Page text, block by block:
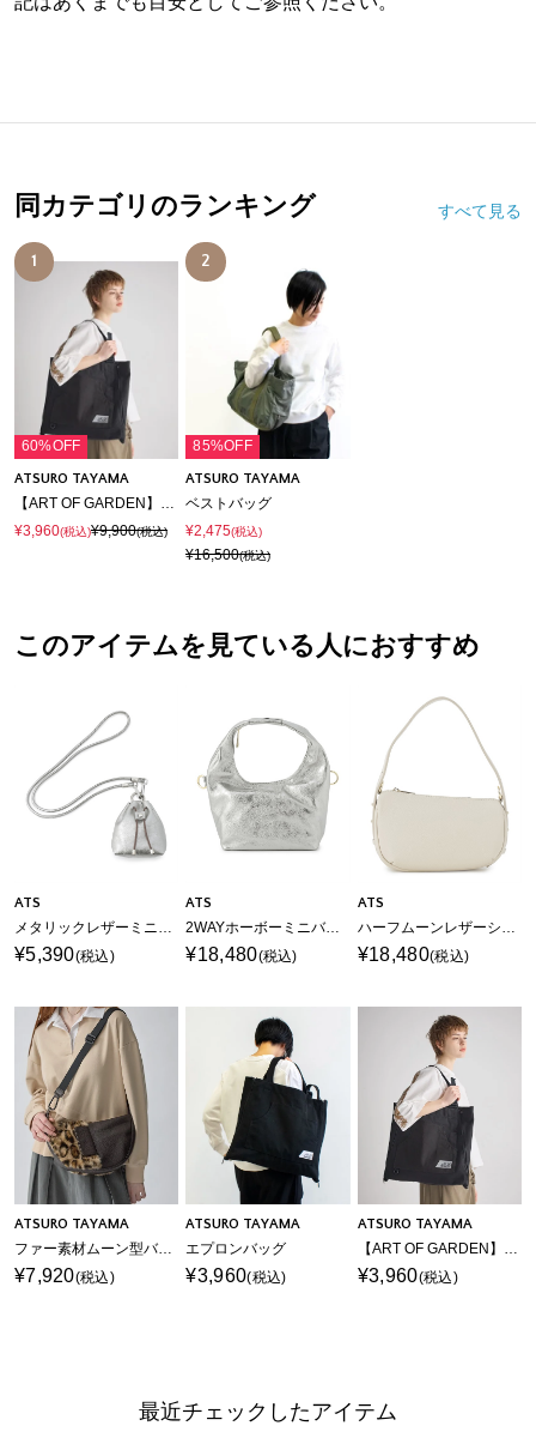
同カテゴリのランキング すべて見る
1
60%OFF
ATSURO TAYAMA
【ART OF GARDEN】エプロンバッグ
¥3,960(税込)¥9,900(税込)
2
85%OFF
ATSURO TAYAMA
ベストバッグ
¥2,475(税込)
¥16,500(税込)
このアイテムを見ている人におすすめ
ATS
メタリックレザーミニショルダーバッグ
¥5,390(税込)
ATS
2WAYホーボーミニバッグ
¥18,480(税込)
ATS
ハーフムーンレザーショルダーバッグ
¥18,480(税込)
ATSURO TAYAMA
ファー素材ムーン型バッグ
¥7,920(税込)
ATSURO TAYAMA
エプロンバッグ
¥3,960(税込)
ATSURO TAYAMA
【ART OF GARDEN】エプロンバッグ
¥3,960(税込)
最近チェックしたアイテム